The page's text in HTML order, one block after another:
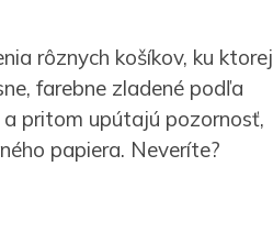
rôznych košíkov, ku ktorej
farebne zladené podľa
pritom upútajú pozornosť,
papiera. Neveríte?